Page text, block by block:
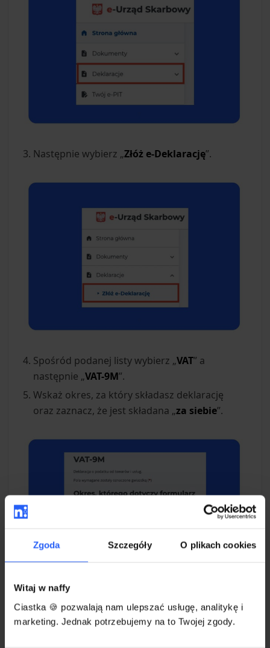
Zgoda Szczegóły O plikach cookies
Witaj w naffy
Ciastka 🍪 pozwalają nam ulepszać usługę, analitykę i
marketing. Jednak potrzebujemy na to Twojej zgody.
Następnie wybierz „Złóż e-Deklarację”.
Spośród podanej listy wybierz „VAT” a
następnie „VAT-9M”.
Wskaż okres, za który składasz deklarację
oraz zaznacz, że jest składana „za siebie”.
Następnie przejdź "Dalej".